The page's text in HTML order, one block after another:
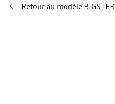
Retour au modèle BIGSTER